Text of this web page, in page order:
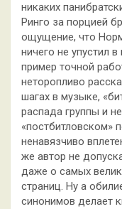
никаких
Ринго за порцией
ощущение, что
ничего не упустил
пример точной
неторопливо
шагах в музыке,
распада группы и
«постбитловском»
ненавязчиво
же автор не
даже о самых
страниц. Ну а
синонимов делает